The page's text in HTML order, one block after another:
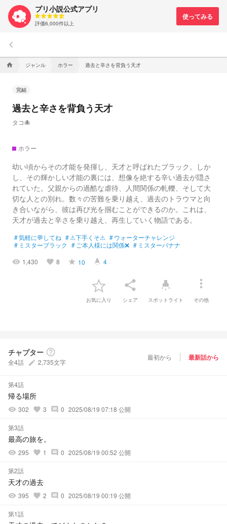
プリ小説公式アプリ
評価6,000件以上
keyboard_arrow_left
home ジャンル ホラー 過去と辛さを背負う天才
完結
過去と辛さを背負う天才
タコ🐙
ホラー
幼い頃からその才能を発揮し、天才と呼ばれたブラック。しか
し、その輝かしい才能の裏には、想像を絶する辛い過去が隠さ
れていた。父親からの過酷な虐待、人間関係の軋轢、そして大
切な人との別れ。数々の苦難を乗り越え、過去のトラウマと向
き合いながら、彼は再び光を掴むことができるのか。これは、
天才が過去と辛さを乗り越え、再生していく物語である。
#気軽に💬してね #⚠下手くそ⚠ #ウォーターチャレンジ
# ミスターブラック # ご本人様には関係❌ # ミスターバナナ
visibility 1,430 favorite 8 grade 10 highlight 4
お気に入り
share
シェア
highlight
スポットライト
more_vert
その他
チャプター help_outline
全4話 create 2,735文字
最初から 最新話から
第4話
帰る場所
visibility 302 favorite 3 comment 0 2025/08/19 07:18 公開
第3話
最高の旅を。
visibility 295 favorite 1 comment 0 2025/08/19 00:52 公開
第2話
天才の過去
visibility 395 favorite 2 comment 0 2025/08/19 00:19 公開
第1話